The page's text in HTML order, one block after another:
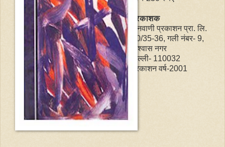
प्रकाशक
जनवाणी प्रकाशन प्रा. लि.
30/35-36, गली नंबर- 9,
विश्वास नगर
दिल्ली- 110032
प्रकाशन वर्ष-2001